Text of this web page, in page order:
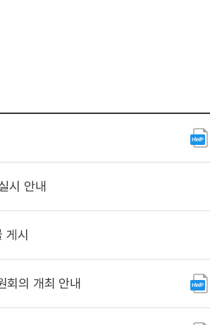
시 안내
시
회의 개최 안내